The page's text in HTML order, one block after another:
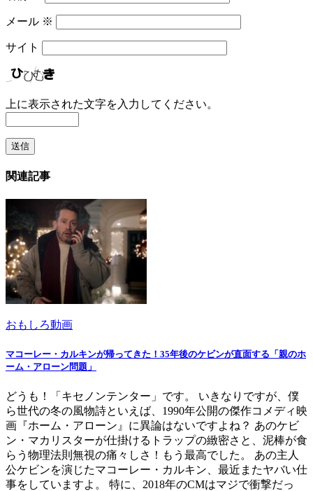
メール ※
サイト
上に表示された文字を入力してください。
関連記事
おもしろ動画
マコーレー・カルキンが帰ってきた！35年後のケビンが直面する「親のホ
ーム・アローン問題」
どうも！「キセノンテンター」です。 いきなりですが、僕
ら世代の冬の風物詩といえば、1990年公開の傑作コメディ映
画『ホーム・アローン』に異論はないですよね？ あのケビ
ン・マカリスターが仕掛けるトラップの緻密さと、泥棒が食
らう物理法則無視の痛々しさ！もう最高でした。 あの主人
公ケビンを演じたマコーレー・カルキン、最近またヤバい仕
事をしていますよ。 特に、2018年のCMはマジで衝撃だっ